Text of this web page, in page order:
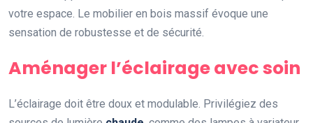
votre espace. Le mobilier en bois massif évoque une
sensation de robustesse et de sécurité.
Aménager l’éclairage avec soin
L’éclairage doit être doux et modulable. Privilégiez des